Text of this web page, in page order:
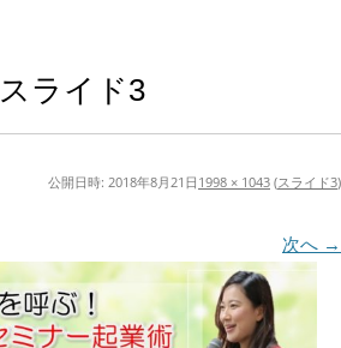
スライド3
公開日時: 2018年8月21日 1998 × 1043 (スライド3)
次へ →